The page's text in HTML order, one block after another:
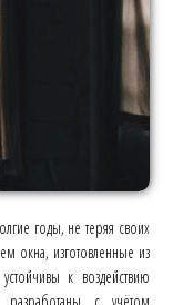
годы, не теряя своих
окна, изготовленные из
к воздействию